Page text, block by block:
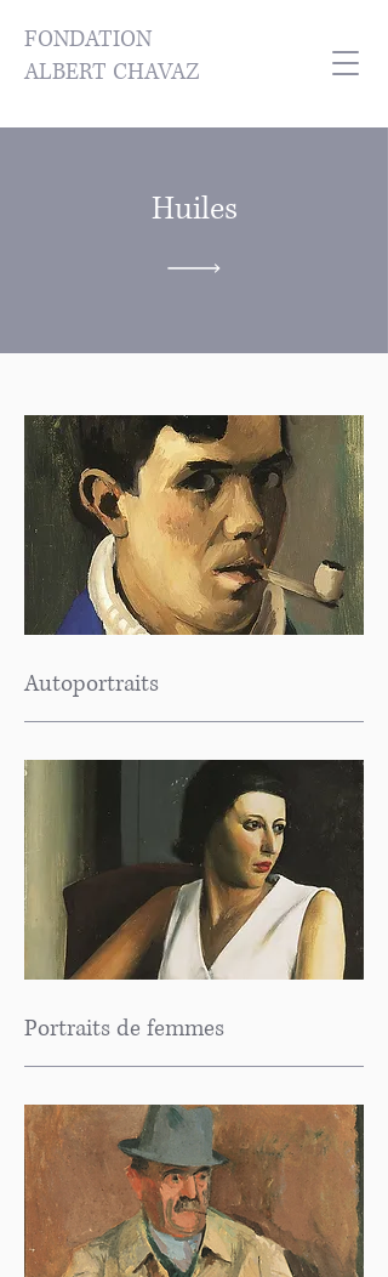
FONDATION
ALBERT CHAVAZ
Huiles
Autoportraits
Portraits de femmes